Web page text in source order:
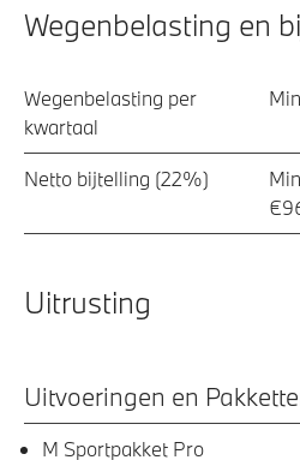
Wegenbelasting en
Wegenbelasting per
kwartaal
Netto bijtelling (22%)
Uitrusting
Uitvoeringen en
M Sportpakket Pro